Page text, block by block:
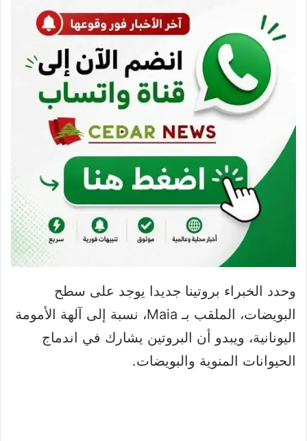
وحدد الخبراء بروتينا جديدا يوجد على سطح
البويضات، الملقب بـ Maia، نسبة إلى آلهة الأمومة
اليونانية، ويبدو أن البروتين يشارك في اندماج
الحيوانات المنوية والبويضات.